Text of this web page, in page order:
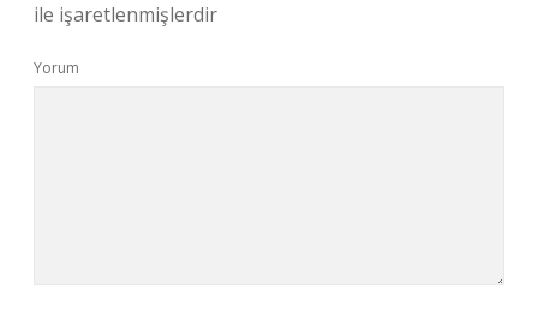
ile işaretlenmişlerdir
Yorum